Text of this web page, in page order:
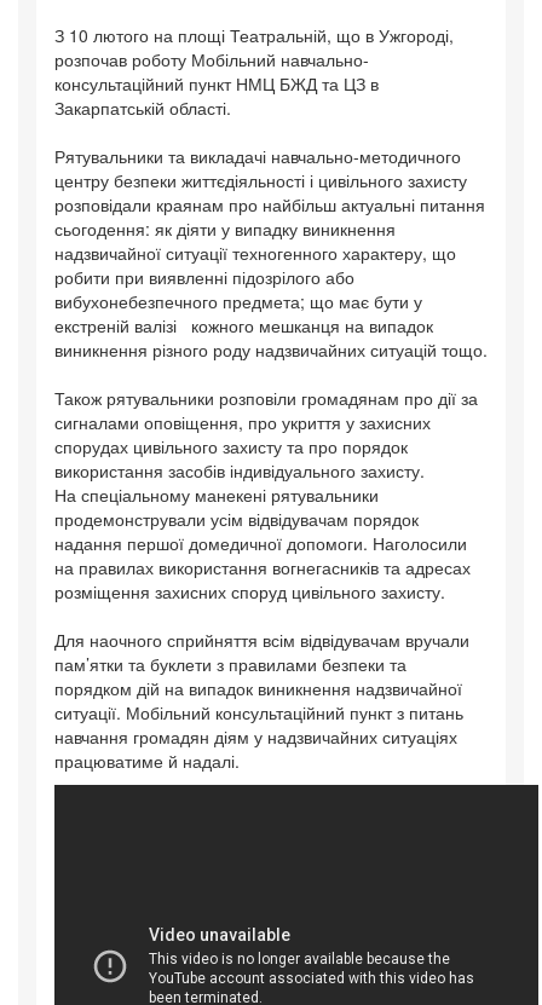
З 10 лютого на площі Театральній, що в Ужгороді,
розпочав роботу Мобільний навчально-
консультаційний пункт НМЦ БЖД та ЦЗ в
Закарпатській області.
Рятувальники та викладачі навчально-методичного
центру безпеки життєдіяльності і цивільного захисту
розповідали краянам про найбільш актуальні питання
сьогодення: як діяти у випадку виникнення
надзвичайної ситуації техногенного характеру, що
робити при виявленні підозрілого або
вибухонебезпечного предмета; що має бути у
екстреній валізі кожного мешканця на випадок
виникнення різного роду надзвичайних ситуацій тощо.
Також рятувальники розповіли громадянам про дії за
сигналами оповіщення, про укриття у захисних
спорудах цивільного захисту та про порядок
використання засобів індивідуального захисту.
На спеціальному манекені рятувальники
продемонстрували усім відвідувачам порядок
надання першої домедичної допомоги. Наголосили
на правилах використання вогнегасників та адресах
розміщення захисних споруд цивільного захисту.
Для наочного сприйняття всім відвідувачам вручали
пам’ятки та буклети з правилами безпеки та
порядком дій на випадок виникнення надзвичайної
ситуації. Мобільний консультаційний пункт з питань
навчання громадян діям у надзвичайних ситуаціях
працюватиме й надалі.